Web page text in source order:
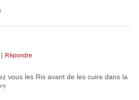
Répondre
vous les Ris avant de les cuire dans la